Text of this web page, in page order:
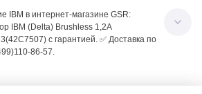
IBM в интернет-магазине GSR:
IBM (Delta) Brushless 1,2A
с гарантией. ✅ Доставка по
86-57.